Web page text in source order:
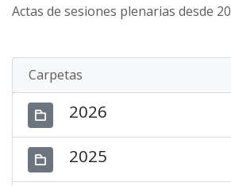
Actas de sesiones plenarias desde
Carpetas
2026
2025